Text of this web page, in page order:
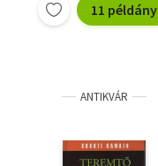
11 példány
ANTIKVÁR